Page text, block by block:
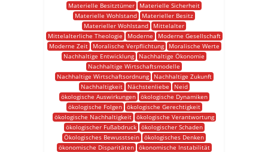
Materielle Besitztümer
Materielle Sicherheit
Materielle Wohlstand
Materieller Besitz
Materieller Wohlstand
Mittelalter
Mittelalterliche Theologie
Moderne
Moderne Gesellschaft
Moderne Zeit
Moralische Verpflichtung
Moralische Werte
Nachhaltige Entwicklung
Nachhaltige Ökonomie
Nachhaltige Wirtschaftsmodelle
Nachhaltige Wirtschaftsordnung
Nachhaltige Zukunft
Nachhaltigkeit
Nächstenliebe
Neid
ökologische Auswirkungen
ökologische Dynamiken
ökologische Folgen
ökologische Gerechtigkeit
ökologische Nachhaltigkeit
ökologische Verantwortung
ökologischer Fußabdruck
ökologischer Schaden
Ökologisches Bewusstsein ökologisches Denken
ökonomische Disparitäten
ökonomische Instabilität